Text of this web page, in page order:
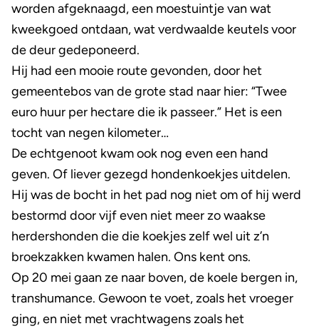
worden afgeknaagd, een moestuintje van wat
kweekgoed ontdaan, wat verdwaalde keutels voor
de deur gedeponeerd.
Hij had een mooie route gevonden, door het
gemeentebos van de grote stad naar hier: “Twee
euro huur per hectare die ik passeer.” Het is een
tocht van negen kilometer…
De echtgenoot kwam ook nog even een hand
geven. Of liever gezegd hondenkoekjes uitdelen.
Hij was de bocht in het pad nog niet om of hij werd
bestormd door vijf even niet meer zo waakse
herdershonden die die koekjes zelf wel uit z’n
broekzakken kwamen halen. Ons kent ons.
Op 20 mei gaan ze naar boven, de koele bergen in,
transhumance. Gewoon te voet, zoals het vroeger
ging, en niet met vrachtwagens zoals het